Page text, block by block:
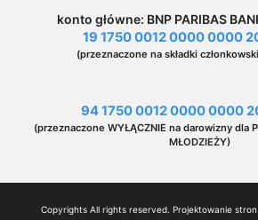
konto główne: BNP PARIBAS
19 1750 0012 0000 0000
(przeznaczone na składki
94 1750 0012 0000 0000
(przeznaczone WYŁĄCZNIE na darowizny dla
MŁODZIEŻY)
Copyrights All rights reserved. Projektowanie